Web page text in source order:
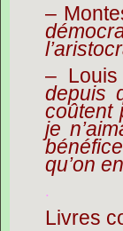
–
–
depuis
coûtent
je
qu’on
.
Livres